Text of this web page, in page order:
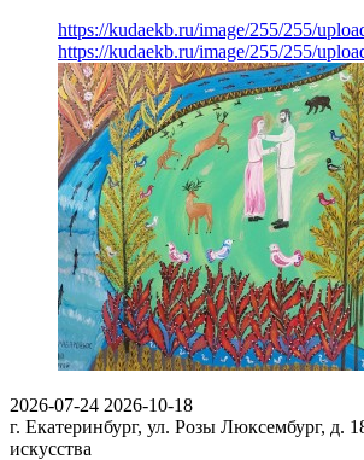
https://kudaekb.ru/image/255/255/
https://kudaekb.ru/image/255/255/
2026-07-24 2026-10-18
г. Екатеринбург, ул. Розы Люксембург, д.
искусства